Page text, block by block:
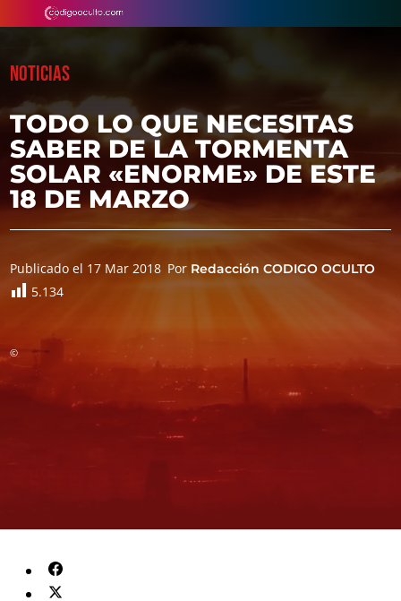
NOTICIAS
TODO LO QUE NECESITAS
SABER DE LA TORMENTA
SOLAR «ENORME» DE ESTE
18 DE MARZO
Publicado el 17 Mar 2018 Por Redacción CODIGO OCULTO
5.134
©